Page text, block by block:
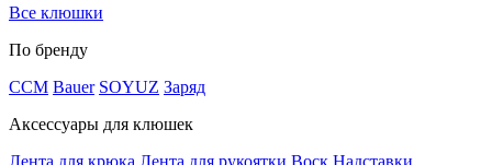
Все клюшки
По бренду
CCM Bauer SOYUZ Заряд
Аксессуары для клюшек
Лента для крюка Лента для рукоятки Воск Надставки